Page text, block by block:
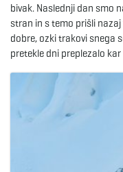
bivak. Naslednji dan smo
stran in s temo prišli nazaj
dobre, ozki trakovi snega
pretekle dni preplezalo kar